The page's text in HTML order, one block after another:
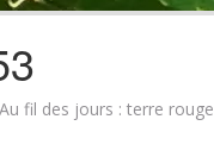
Au fil des jours : terre rouge